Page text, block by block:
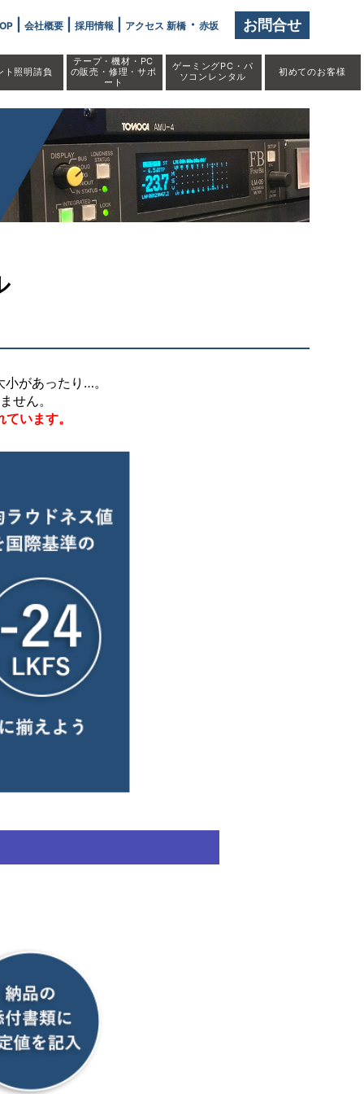
お問合せ
| 会社概要| 採用情報 アクセス 新橋・ 赤坂
ト照明請負
テープ・機材・PC
の販売・修理・サポ
ート
ゲーミングPC・パ
ソコンレンタル
初めてのお客様
があったり…。
せん。
います。